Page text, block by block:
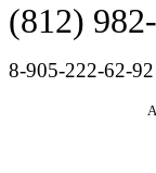
(812)
8-905-222-62-92